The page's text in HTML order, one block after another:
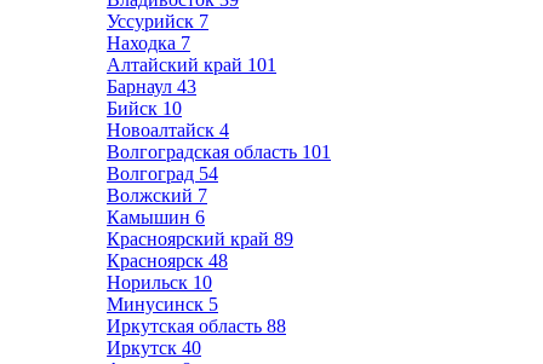
Уссурийск 7
Находка 7
Алтайский край 101
Барнаул 43
Бийск 10
Новоалтайск 4
Волгоградская область 101
Волгоград 54
Волжский 7
Камышин 6
Красноярский край 89
Красноярск 48
Норильск 10
Минусинск 5
Иркутская область 88
Иркутск 40